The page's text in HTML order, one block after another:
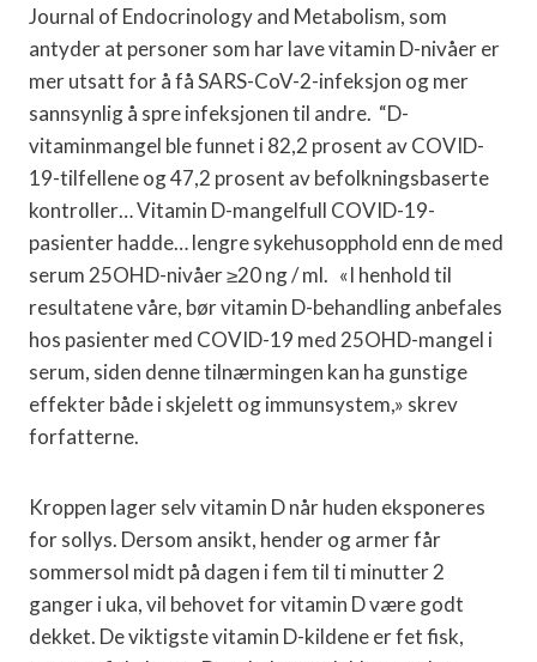
Journal of Endocrinology and Metabolism, som
antyder at personer som har lave vitamin D-nivåer er
mer utsatt for å få SARS-CoV-2-infeksjon og mer
sannsynlig å spre infeksjonen til andre. “D-
vitaminmangel ble funnet i 82,2 prosent av COVID-
19-tilfellene og 47,2 prosent av befolkningsbaserte
kontroller… Vitamin D-mangelfull COVID-19-
pasienter hadde… lengre sykehusopphold enn de med
serum 25OHD-nivåer ≥20 ng / ml. «I henhold til
resultatene våre, bør vitamin D-behandling anbefales
hos pasienter med COVID-19 med 25OHD-mangel i
serum, siden denne tilnærmingen kan ha gunstige
effekter både i skjelett og immunsystem,» skrev
forfatterne.
Kroppen lager selv vitamin D når huden eksponeres
for sollys. Dersom ansikt, hender og armer får
sommersol midt på dagen i fem til ti minutter 2
ganger i uka, vil behovet for vitamin D være godt
dekket. De viktigste vitamin D-kildene er fet fisk,